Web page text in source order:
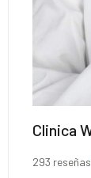
Clinica
293 reseñas